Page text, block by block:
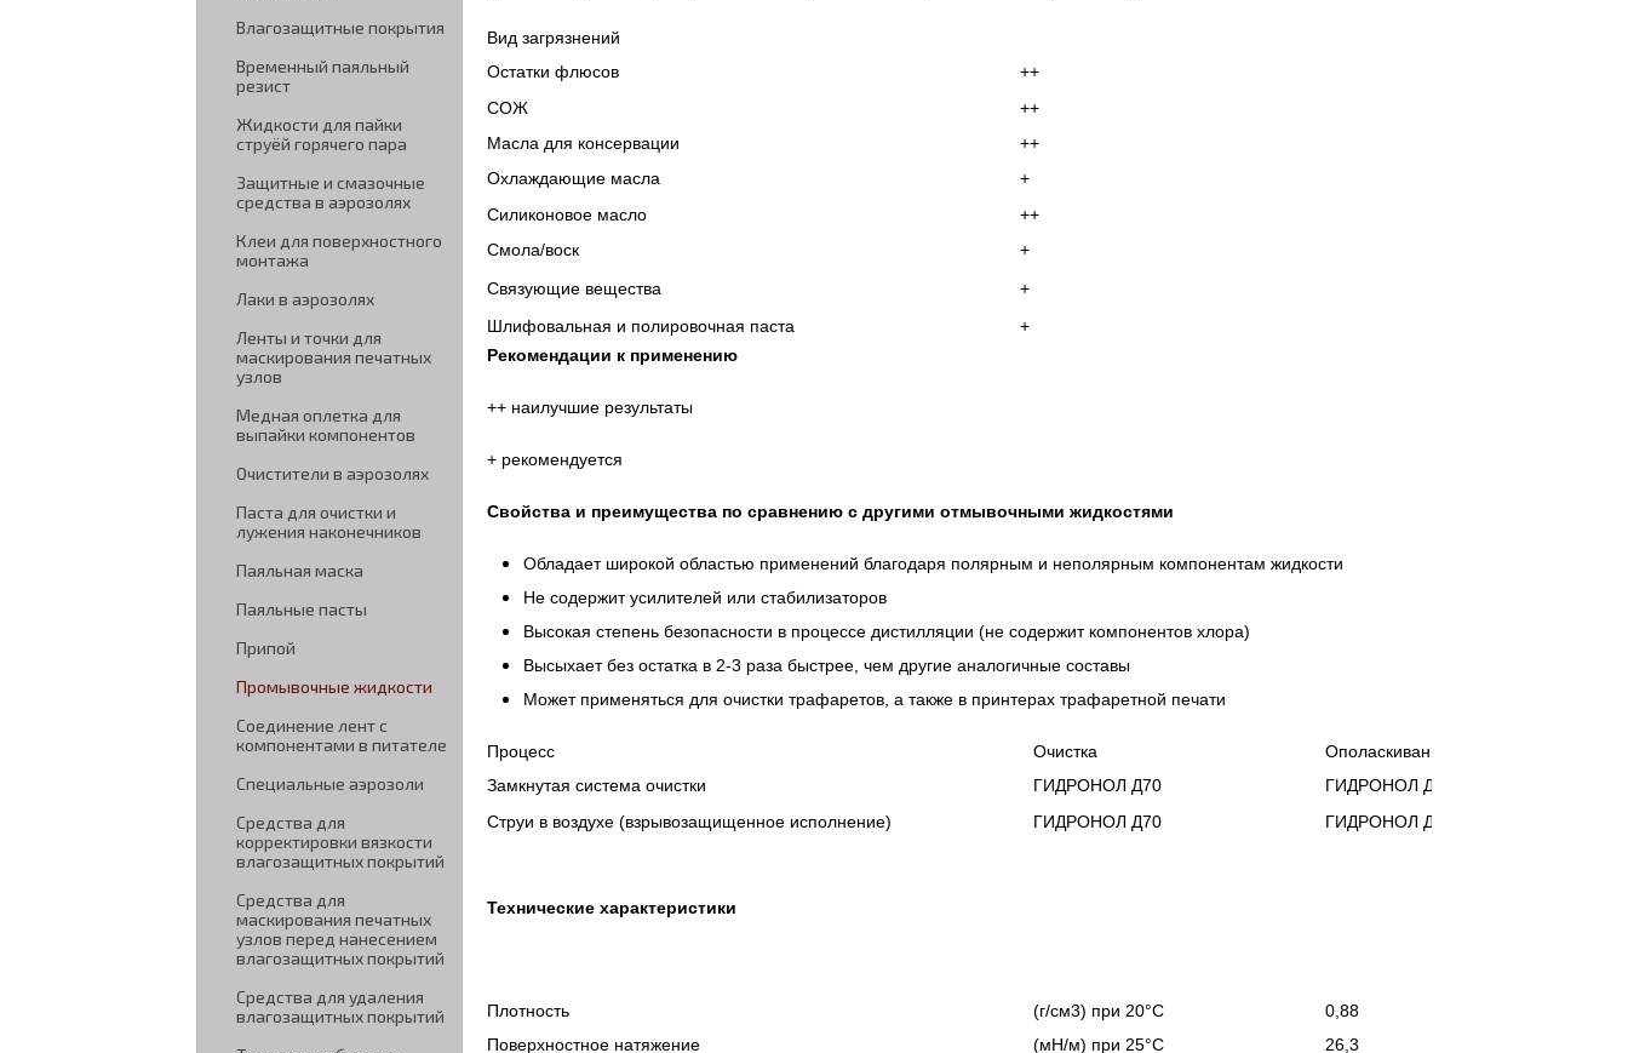
Влагозащитные покрытия
Временный паяльный
резист
Жидкости для пайки
струёй горячего пара
Защитные и смазочные
средства в аэрозолях
Клеи для поверхностного
монтажа
Лаки в аэрозолях
Ленты и точки для
маскирования печатных
узлов
Медная оплетка для
выпайки компонентов
Очистители в аэрозолях
Паста для очистки и
лужения наконечников
Паяльная маска
Паяльные пасты
Припой
Промывочные жидкости
Соединение лент с
компонентами в питателе
Специальные аэрозоли
Средства для
корректировки вязкости
влагозащитных покрытий
Средства для
маскирования печатных
узлов перед нанесением
влагозащитных покрытий
Средства для удаления
влагозащитных покрытий
Вид загрязнений
Остатки флюсов
++
СОЖ
++
Масла для консервации
++
Охлаждающие масла
+
Силиконовое масло
++
Смола/воск
+
Связующие вещества
+
Шлифовальная и полировочная паста
+
Рекомендации к применению
++ наилучшие результаты
+ рекомендуется
Свойства и преимущества по сравнению с другими отмывочными жидкостями
Обладает широкой областью применений благодаря полярным и неполярным компонентам жидкости
Не содержит усилителей или стабилизаторов
Высокая степень безопасности в процессе дистилляции (не содержит компонентов хлора)
Высыхает без остатка в 2-3 раза быстрее, чем другие аналогичные составы
Может применяться для очистки трафаретов, а также в принтерах трафаретной печати
Процесс Очистка
Ополаскивание
Замкнутая система очистки
ГИДРОНОЛ Д70
ГИДРОНОЛ Д70
Струи в воздухе (взрывозащищенное исполнение)
ГИДРОНОЛ Д70 ГИДРОНОЛ Д70
Технические характеристики
Плотность (г/см3) при 20°C
0,88
Поверхностное натяжение
(мН/м) при 25°C
26,3